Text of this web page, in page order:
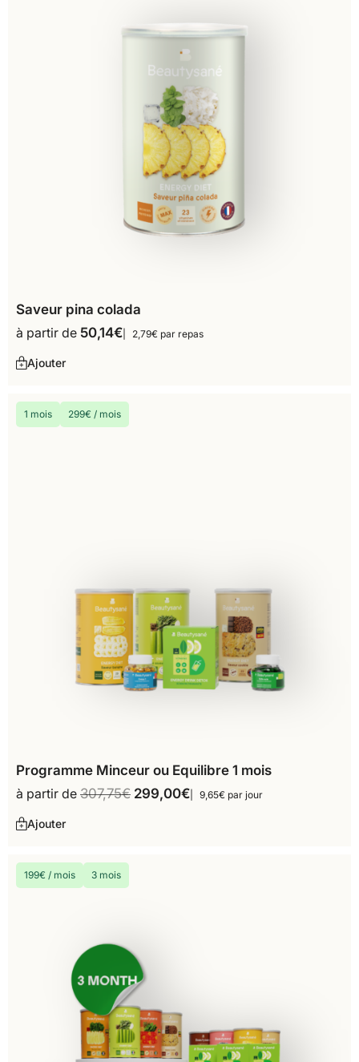
Saveur pina colada
à partir de 50,14€ 2,79€ par repas
Ajouter
1 mois 299€ / mois
Programme Minceur ou Equilibre 1 mois
à partir de 307,75€ 299,00€ 9,65€ par jour
Ajouter
199€ / mois 3 mois